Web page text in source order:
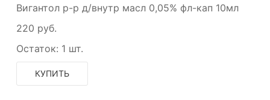
Вигантол р-р д/внутр масл 0,05% фл-кап 10мл
220 руб.
Остаток: 1 шт.
КУПИТЬ